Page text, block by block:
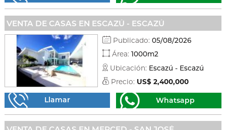
VENTA DE CASAS EN ESCAZÚ - ESCAZÚ
Publicado: 05/08/2026
Área: 1000m2
Ubicación: Escazú - Escazú
Precio: US$ 2,400,000
Llamar Whatsapp